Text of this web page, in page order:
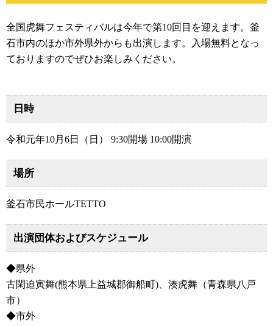
全国虎舞フェスティバルは今年で第10回目を迎えます。釜
石市内のほか市外県外からも出演します。入場無料となっ
ておりますのでぜひお楽しみください。
日時
令和元年10月6日（日） 9:30開場 10:00開演
場所
釜石市民ホールTETTO
出演団体およびスケジュール
◆県外
古閑迫寅舞(熊本県上益城郡御船町)、湊虎舞（青森県八戸
市）
◆市外